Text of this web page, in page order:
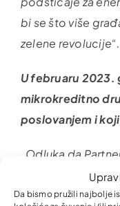
Da bismo pružili najbolje
bi se što više
zelene revolucije“.
U februaru 2023.
mikrokreditno
poslovanjem i
„Odluka da
osnuje
potrebe dijela